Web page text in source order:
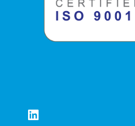
LinkedIn